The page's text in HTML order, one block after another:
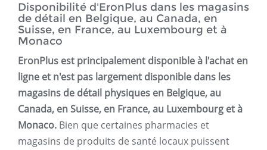
Disponibilité d'EronPlus dans les magasins
de détail en Belgique, au Canada, en
Suisse, en France, au Luxembourg et à
Monaco
EronPlus est principalement disponible à l'achat en
ligne et n'est pas largement disponible dans les
magasins de détail physiques en Belgique, au
Canada, en Suisse, en France, au Luxembourg et à
Monaco. Bien que certaines pharmacies et
magasins de produits de santé locaux puissent